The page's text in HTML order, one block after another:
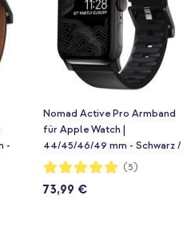
-
Nomad Active Pro Armband
für Apple Watch |
44/45/46/49 mm - Schwarz /
Schwarz
Bewertung:
100%
(5)
73,99 €